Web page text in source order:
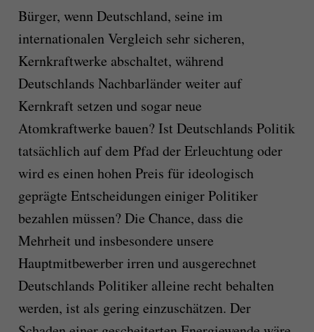
Bürger, wenn Deutschland, seine im
internationalen Vergleich sehr sicheren,
Kernkraftwerke abschaltet, während
Deutschlands Nachbarländer weiter auf
Kernkraft setzen und sogar neue
Atomkraftwerke bauen? Ist Deutschlands Politik
tatsächlich auf dem Pfad der Erleuchtung oder
wird es einen hohen Preis für ideologisch
geprägte Entscheidungen einiger Politiker
bezahlen müssen? Die Chance, dass die
Mehrheit und insbesondere unsere
Hauptmitbewerber irren und ausgerechnet
Deutschlands Politiker alleine recht behalten
werden, ist als gering einzuschätzen. Der